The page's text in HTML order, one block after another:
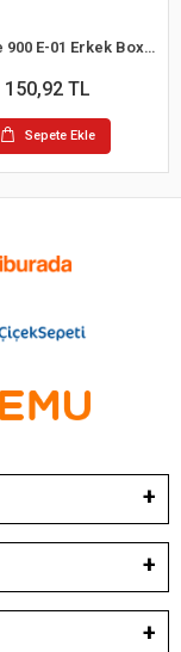
Elite Life 900 E-01 Erkek Boxer
150,92 TL
Sepete Ekle